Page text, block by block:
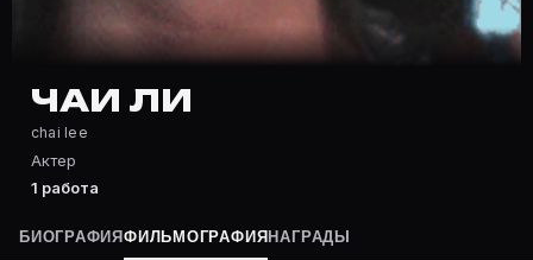
Чаи Ли — Актер. Биография и роли на карточке
Где открыть фильмографию Чаи Ли?
На Movie Planner: https://movie-planner.ru/s/
ЧАИ ЛИ
chai lee
Актер
1 работа
БИОГРАФИЯФИЛЬМОГРАФИЯ НАГРАДЫ